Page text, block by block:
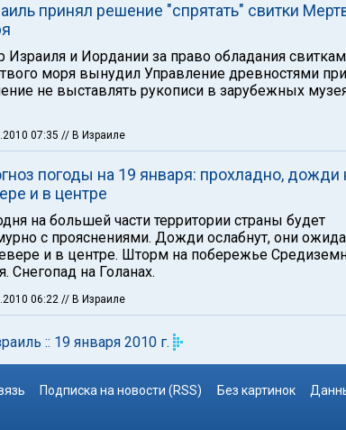
принял решение "спрятать" свитки
Израиля и Иордании за право обладания
моря вынудил Управление древностями
не выставлять рукописи в зарубежных
07:35 // В Израиле
погоды на 19 января: прохладно, дожди
и в центре
на большей части территории страны будет
с прояснениями. Дожди ослабнут, они
и в центре. Шторм на побережье
Снегопад на Голанах.
06:22 // В Израиле
:: 19 января 2010 г.
Подписка на новости (RSS) Без картинок